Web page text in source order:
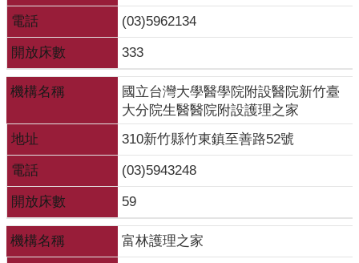
電話 (03)5962134
開放床數 333
機構名稱
國立台灣大學醫學院附設醫院新竹臺
大分院生醫醫院附設護理之家
地址
310新竹縣竹東鎮至善路52號
電話 (03)5943248
開放床數 59
機構名稱 富林護理之家